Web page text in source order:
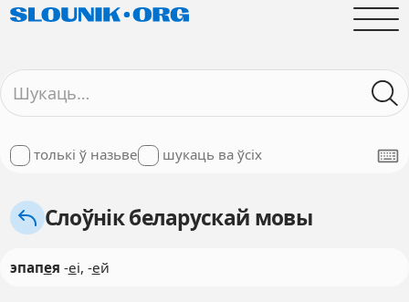
толькі ў назьве шукаць ва ўсіх
Слоўнік беларускай мовы
эпапея -еі, -ей